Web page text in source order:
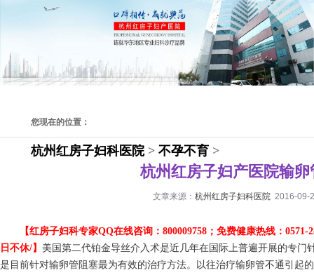
您现在的位置：
杭州红房子妇科医院> 不孕不育 >
杭州红房子妇产医院输卵
文章来源： 杭州红房子妇科医院 2016-09-
【红房子妇科专家QQ在线咨询：800009758；免费健康热线：
日不休/】 美国第二代铂金导丝介入术是近几年在国际上普遍开展的专门
是目前针对输卵管阻塞最为有效的治疗方法。以往治疗输卵管不通引起